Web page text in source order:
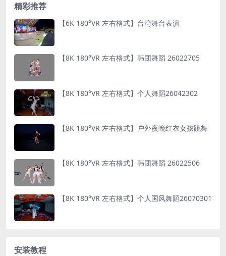
精彩推荐
【6K 180°VR 左右格式】台湾舞台表演
【8K 180°VR 左右格式】韩团舞蹈 26022705
【8K 180°VR 左右格式】个人舞蹈26042302
【8K 180°VR 左右格式】户外夜晚红衣女孩跳舞
【8K 180°VR 左右格式】韩团舞蹈 26022506
【8K 180°VR 左右格式】个人国风舞蹈26070301
安装教程